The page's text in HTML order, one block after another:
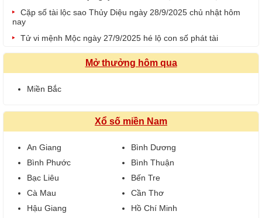
Cặp số tài lộc sao Thủy Diệu ngày 28/9/2025 chủ nhật hôm
nay
Tử vi mệnh Mộc ngày 27/9/2025 hé lộ con số phát tài
Mở thưởng hôm qua
Miền Bắc
Xổ số miền Nam
An Giang
Bình Dương
Bình Phước
Bình Thuận
Bạc Liêu
Bến Tre
Cà Mau
Cần Thơ
Hậu Giang
Hồ Chí Minh